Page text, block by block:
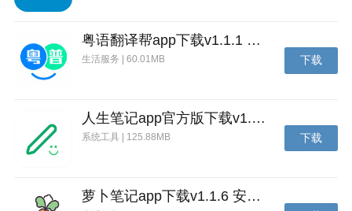
粤语翻译帮app下载v1.1.1 安卓版
生活服务 | 60.01MB 下载
人生笔记app官方版下载v1.19.4 安卓版
系统工具 | 125.88MB 下载
萝卜笔记app下载v1.1.6 安卓版